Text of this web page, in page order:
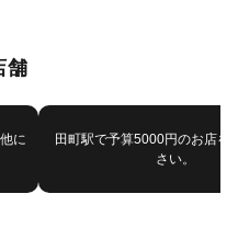
舗
に
田町駅で予算5000円のお店を
さい。